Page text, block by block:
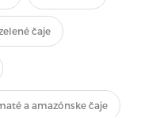
čaje
a amazónske čaje